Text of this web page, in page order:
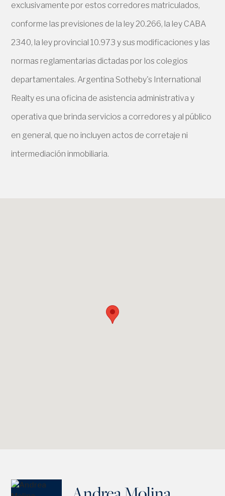
exclusivamente por estos corredores matriculados,
conforme las previsiones de la ley 20.266, la ley CABA
2340, la ley provincial 10.973 y sus modificaciones y las
normas reglamentarias dictadas por los colegios
departamentales. Argentina Sotheby's International
Realty es una oficina de asistencia administrativa y
operativa que brinda servicios a corredores y al público
en general, que no incluyen actos de corretaje ni
intermediación inmobiliaria.